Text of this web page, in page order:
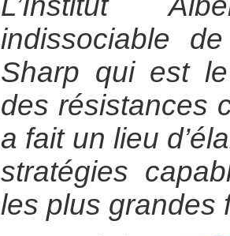
indissociable
Sharp qui est
des résistances
a fait un lieu
stratégies
les plus grandes